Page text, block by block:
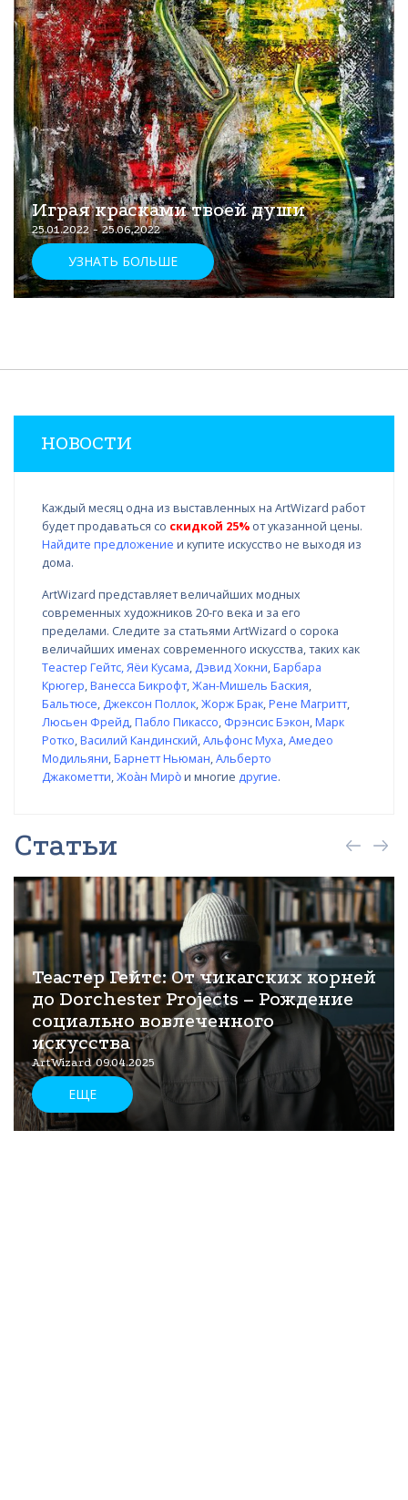
Играя красками твоей души
25.01.2022 - 25.06.2022
УЗНАТЬ БОЛЬШЕ
НОВОСТИ
Каждый месяц одна из выставленных на ArtWizard работ
будет продаваться со скидкой 25% от указанной цены.
Найдите предложение и купите искусство не выходя из
дома.
ArtWizard представляет величайших модных
современных художников 20-го века и за его
пределами. Следите за статьями ArtWizard о сорока
величайших именах современного искусства, таких как
Теастер Гейтс,Яёи Кусама, Дэвид Хокни,Барбара
Крюгер,Ванесса Бикрофт,Жан-Мишель Баския,
Бальтюсе, Джексон Поллок,Жорж Брак,Рене Магритт,
Люсьен Фрейд,Пабло Пикассо, Фрэнсис Бэкон,Марк
Ротко,Василий Кандинский,Альфонс Муха,Амедео
Модильяни,Барнетт Ньюман,Альберто
Джакометти,Жоа̀н Миро̀и многие другие.
Статьи
Теастер Гейтс: От чикагских корней
до Dorchester Projects – Рождение
социально вовлеченного
искусства
ArtWizard 09.04.2025
ЕЩЕ